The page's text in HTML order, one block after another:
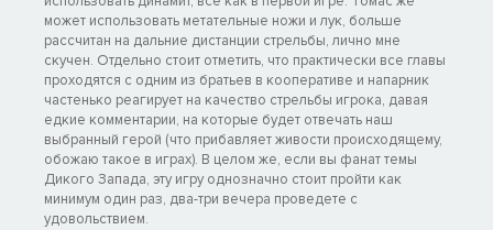
может использовать метательные ножи и лук, больше
рассчитан на дальние дистанции стрельбы, лично мне
скучен. Отдельно стоит отметить, что практически все главы
проходятся с одним из братьев в кооперативе и напарник
частенько реагирует на качество стрельбы игрока, давая
едкие комментарии, на которые будет отвечать наш
выбранный герой (что прибавляет живости происходящему,
обожаю такое в играх). В целом же, если вы фанат темы
Дикого Запада, эту игру однозначно стоит пройти как
минимум один раз, два-три вечера проведете с
удовольствием.